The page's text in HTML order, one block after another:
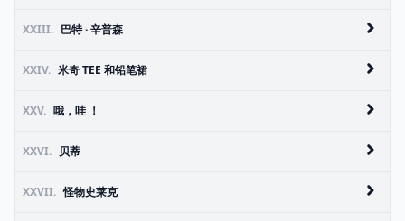
XXIII. 巴特 · 辛普森
XXIV. 米奇 TEE 和铅笔裙
XXV. 哦，哇 ！
XXVI. 贝蒂
XXVII. 怪物史莱克